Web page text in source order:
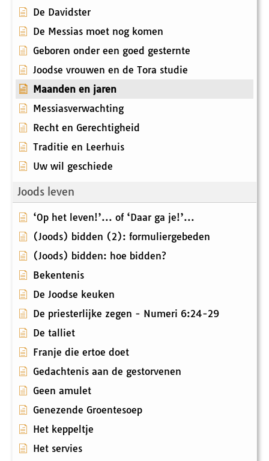
De Davidster
De Messias moet nog komen
Geboren onder een goed gesternte
Joodse vrouwen en de Tora studie
Maanden en jaren
Messiasverwachting
Recht en Gerechtigheid
Traditie en Leerhuis
Uw wil geschiede
Joods leven
‘Op het leven!’... of ‘Daar ga je!’...
(Joods) bidden (2): formuliergebeden
(Joods) bidden: hoe bidden?
Bekentenis
De Joodse keuken
De priesterlijke zegen - Numeri 6:24-29
De talliet
Franje die ertoe doet
Gedachtenis aan de gestorvenen
Geen amulet
Genezende Groentesoep
Het keppeltje
Het servies